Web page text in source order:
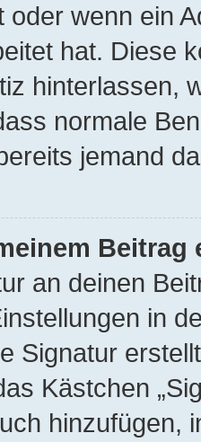
oder wenn ein
hat. Diese
hinterlassen,
normale
jemand
an deinen
in
Signatur
Kästchen
hinzufügen,